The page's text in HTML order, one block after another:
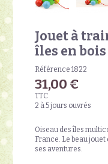
Jouet à
îles en bois
Référence 1822
31,00 €
TTC
2 à 5 jours ouvrés
Oiseau des îles
France. Le beau
ses aventures.